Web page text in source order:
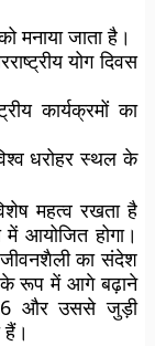
मनाया जाता है।
योग दिवस
कार्यक्रमों का
धरोहर स्थल के
महत्व रखता है
आयोजित होगा।
जीवनशैली का संदेश
के रूप में आगे बढ़ाने
और उससे जुड़ी
हैं।